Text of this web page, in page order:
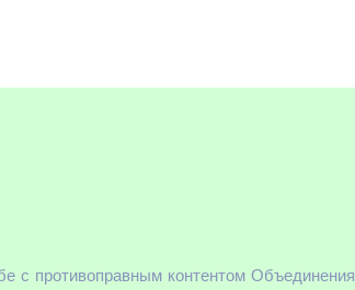
с противоправным контентом Объединения